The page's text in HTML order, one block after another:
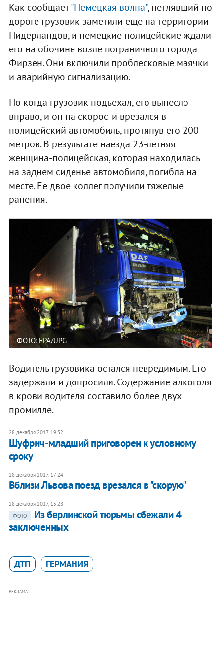
Как сообщает"Немецкая волна", петлявший по
дороге грузовик заметили еще на территории
Нидерландов, и немецкие полицейские ждали
его на обочине возле пограничного города
Фирзен. Они включили проблесковые маячки
и аварийную сигнализацию.
Но когда грузовик подъехал, его вынесло
вправо, и он на скорости врезался в
полицейский автомобиль, протянув его 200
метров. В результате наезда 23-летняя
женщина-полицейская, которая находилась
на заднем сиденье автомобиля, погибла на
месте. Ее двое коллег получили тяжелые
ранения.
ФОТО: EPA/UPG
Водитель грузовика остался невредимым. Его
задержали и допросили. Содержание алкоголя
в крови водителя составило более двух
промилле.
28 декабря 2017, 19:32
Шуфрич-младший приговорен к условному
сроку
28 декабря 2017, 17:24
Вблизи Львова поезд врезался в "скорую"
28 декабря 2017, 15:28
ФОТО
Из берлинской тюрьмы сбежали 4
заключенных
ДТП ГЕРМАНИЯ
РЕКЛАМА